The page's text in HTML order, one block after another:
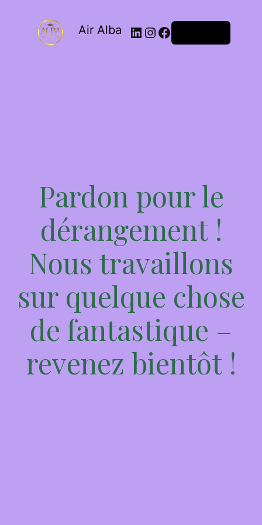
Air Alba
Pardon pour le
dérangement !
Nous travaillons
sur quelque chose
de fantastique –
revenez bientôt !